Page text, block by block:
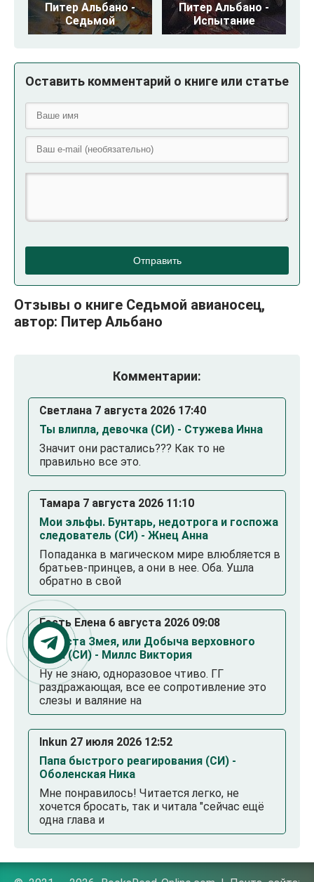
Питер Альбано -
Седьмой
Питер Альбано -
Испытание
Оставить комментарий о книге или статье
Отправить
Отзывы о книге Седьмой авианосец,
автор: Питер Альбано
Комментарии:
Светлана 7 августа 2026 17:40
Ты влипла, девочка (СИ) - Стужева Инна
Значит они растались??? Как то не
правильно все это.
Тамара 7 августа 2026 11:10
Мои эльфы. Бунтарь, недотрога и госпожа
следователь (СИ) - Жнец Анна
Попаданка в магическом мире влюбляется в
братьев-принцев, а они в нее. Оба. Ушла
обратно в свой
Гость Елена 6 августа 2026 09:08
Невеста Змея, или Добыча верховного
Нага (СИ) - Миллс Виктория
Ну не знаю, одноразовое чтиво. ГГ
раздражающая, все ее сопротивление это
слезы и валяние на
Inkun 27 июля 2026 12:52
Папа быстрого реагирования (СИ) -
Оболенская Ника
Мне понравилось! Читается легко, не
хочется бросать, так и читала "сейчас ещё
одна глава и